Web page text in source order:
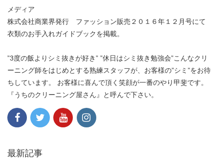
メディア
株式会社商業界発行 ファッション販売２０１６年１２月号にて
衣類のお手入れガイドブックを掲載。
”3度の飯よりシミ抜きが好き” ”休日はシミ抜き勉強会”こんなクリ
ーニング師をはじめとする熟練スタッフが、お客様の”シミ”をお待
ちしています。 お客様に喜んで頂く笑顔が一番のやり甲斐です。
『うちのクリーニング屋さん』と呼んで下さい。
最新記事